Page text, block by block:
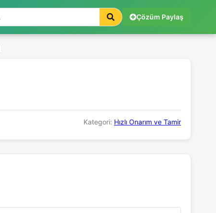
Çözüm Paylaş
Kategori: Hızlı Onarım ve Tamir